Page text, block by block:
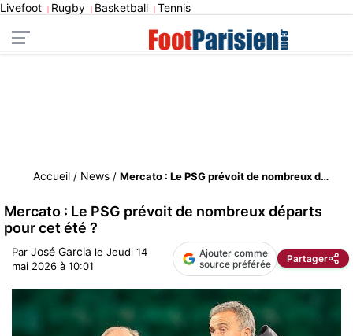
Livefoot | Rugby | Basketball | Tennis
Accueil / News / Mercato : Le PSG prévoit de nombreux départs pour cet été ?
Mercato : Le PSG prévoit de nombreux départs
pour cet été ?
Par José Garcia le Jeudi 14
mai 2026 à 10:01
Ajouter comme
source préférée
Partager